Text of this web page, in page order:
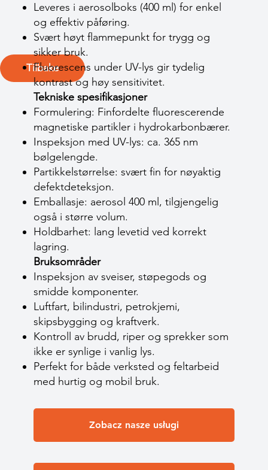
Tilbake
Leveres i aerosolboks (400 ml) for enkel
og effektiv påføring.
Svært høyt flammepunkt for trygg og
sikker bruk.
Fluorescens under UV-lys gir tydelig
kontrast og høy sensitivitet.
Tekniske spesifikasjoner
Formulering: Finfordelte fluorescerende
magnetiske partikler i hydrokarbonbærer.
Inspeksjon med UV-lys: ca. 365 nm
bølgelengde.
Partikkelstørrelse: svært fin for nøyaktig
defektdeteksjon.
Emballasje: aerosol 400 ml, tilgjengelig
også i større volum.
Holdbarhet: lang levetid ved korrekt
lagring.
Bruksområder
Inspeksjon av sveiser, støpegods og
smidde komponenter.
Luftfart, bilindustri, petrokjemi,
skipsbygging og kraftverk.
Kontroll av brudd, riper og sprekker som
ikke er synlige i vanlig lys.
Perfekt for både verksted og feltarbeid
med hurtig og mobil bruk.
Zobacz nasze usługi